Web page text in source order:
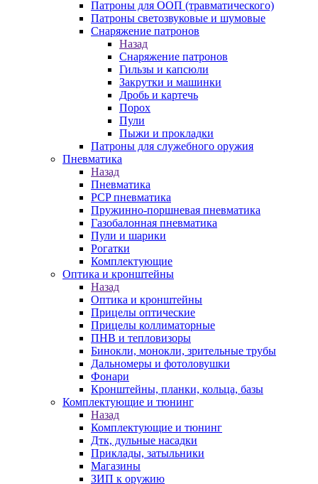
Патроны для ООП (травматического)
Патроны светозвуковые и шумовые
Снаряжение патронов
Назад
Снаряжение патронов
Гильзы и капсюли
Закрутки и машинки
Дробь и картечь
Порох
Пули
Пыжи и прокладки
Патроны для служебного оружия
Пневматика
Назад
Пневматика
PCP пневматика
Пружинно-поршневая пневматика
Газобалонная пневматика
Пули и шарики
Рогатки
Комплектующие
Оптика и кронштейны
Назад
Оптика и кронштейны
Прицелы оптические
Прицелы коллиматорные
ПНВ и тепловизоры
Бинокли, монокли, зрительные трубы
Дальномеры и фотоловушки
Фонари
Кронштейны, планки, кольца, базы
Комплектующие и тюнинг
Назад
Комплектующие и тюнинг
Дтк, дульные насадки
Приклады, затыльники
Магазины
ЗИП к оружию